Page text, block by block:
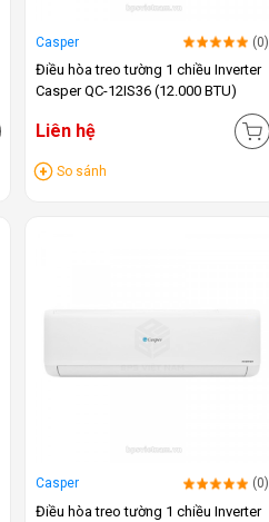
Casper (0)
Điều hòa treo tường 1 chiều Inverter
Casper QC-12IS36 (12.000 BTU)
Liên hệ
So sánh
Casper (0)
Điều hòa treo tường 1 chiều Inverter